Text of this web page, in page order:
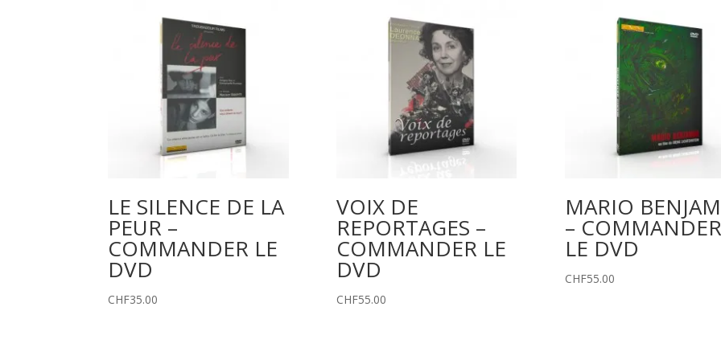
LE SILENCE DE LA
PEUR –
COMMANDER LE
DVD
CHF35.00
VOIX DE
REPORTAGES –
COMMANDER LE
DVD
CHF55.00
MARIO
– COMMANDER
LE DVD
CHF55.00